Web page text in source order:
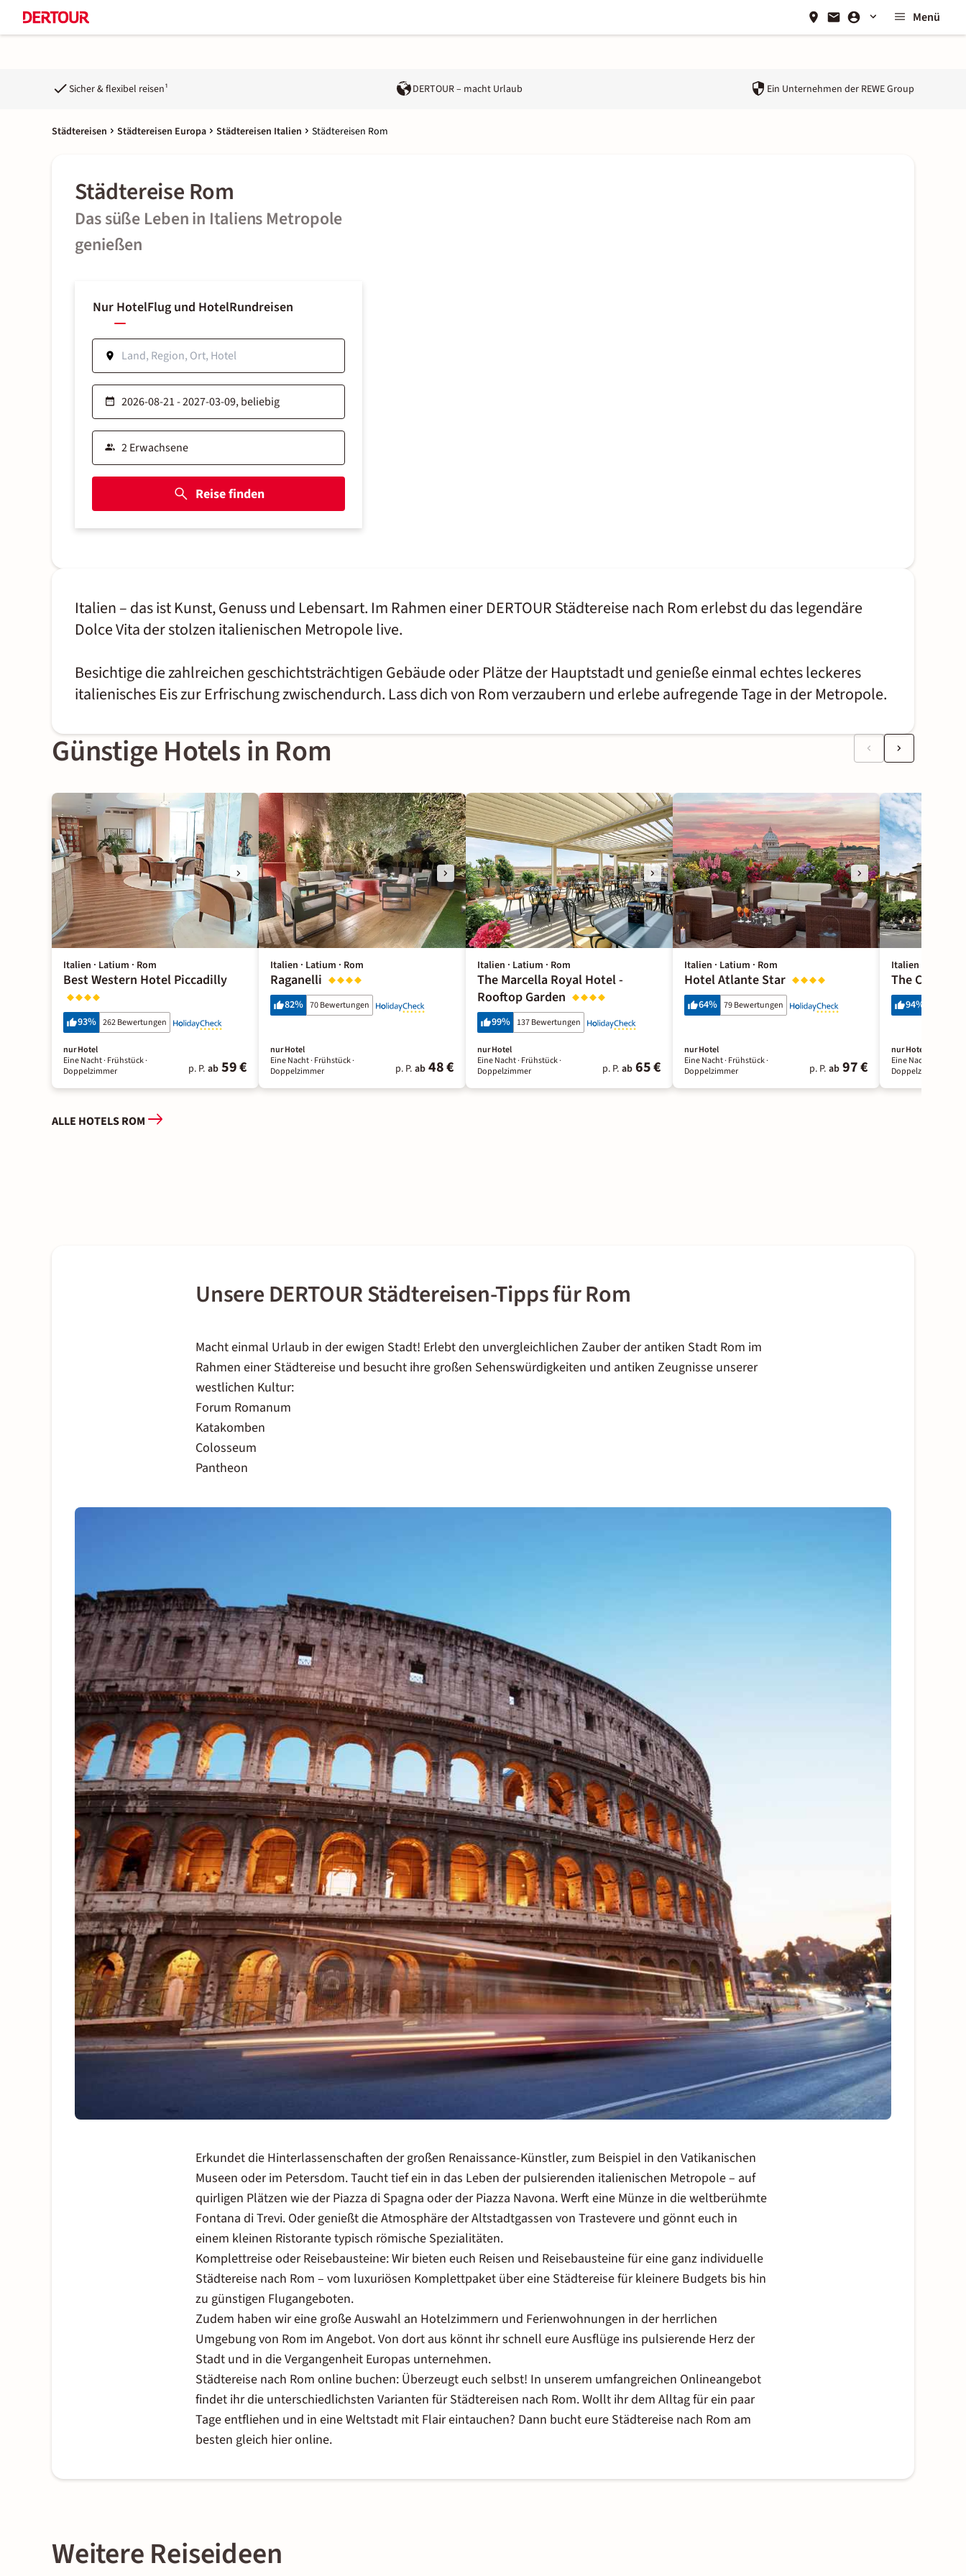
Menü
Sicher & flexibel reisen¹ DERTOUR – macht Urlaub Ein Unternehmen der REWE Group
Städtereisen Städtereisen Europa Städtereisen Italien Städtereisen Rom
Städtereise Rom
Das süße Leben in Italiens Metropole
genießen
Nur HotelFlug und HotelRundreisen
Reise finden
Italien – das ist Kunst, Genuss und Lebensart. Im Rahmen einer DERTOUR Städtereise nach Rom erlebst du das legendäre
Dolce Vita der stolzen italienischen Metropole live.
Besichtige die zahlreichen geschichtsträchtigen Gebäude oder Plätze der Hauptstadt und genieße einmal echtes leckeres
italienisches Eis zur Erfrischung zwischendurch. Lass dich von Rom verzaubern und erlebe aufregende Tage in der Metropole.
Günstige Hotels in Rom
Italien · Latium · Rom
Best Western Hotel Piccadilly
93% 262 Bewertungen
nur Hotel
Eine Nacht· Frühstück·
Doppelzimmer
p. P. ab 59 €
Italien · Latium · Rom
Raganelli
82% 70 Bewertungen
nur Hotel
Eine Nacht· Frühstück·
Doppelzimmer
p. P. ab 48 €
Italien · Latium · Rom
The Marcella Royal Hotel -
Rooftop Garden
99% 137 Bewertungen
nur Hotel
Eine Nacht· Frühstück·
Doppelzimmer
p. P. ab 65 €
Italien · Latium · Rom
Hotel Atlante Star
64% 79 Bewertungen
nur Hotel
Eine Nacht· Frühstück·
Doppelzimmer
p. P. ab 97 €
Italien · Latium ·
The Cross
94%
nur Hotel
Eine Nacht
Doppelzimmer
ALLE HOTELS ROM
Unsere DERTOUR Städtereisen-Tipps für Rom
Macht einmal Urlaub in der ewigen Stadt! Erlebt den unvergleichlichen Zauber der antiken Stadt Rom im
Rahmen einer Städtereise und besucht ihre großen Sehenswürdigkeiten und antiken Zeugnisse unserer
westlichen Kultur:
Forum Romanum
Katakomben
Colosseum
Pantheon
Erkundet die Hinterlassenschaften der großen Renaissance-Künstler, zum Beispiel in den Vatikanischen
Museen oder im Petersdom. Taucht tief ein in das Leben der pulsierenden italienischen Metropole – auf
quirligen Plätzen wie der Piazza di Spagna oder der Piazza Navona. Werft eine Münze in die weltberühmte
Fontana di Trevi. Oder genießt die Atmosphäre der Altstadtgassen von Trastevere und gönnt euch in
einem kleinen Ristorante typisch römische Spezialitäten.
Komplettreise oder Reisebausteine: Wir bieten euch Reisen und Reisebausteine für eine ganz individuelle
Städtereise nach Rom – vom luxuriösen Komplettpaket über eine Städtereise für kleinere Budgets bis hin
zu günstigen Flugangeboten.
Zudem haben wir eine große Auswahl an Hotelzimmern und Ferienwohnungen in der herrlichen
Umgebung von Rom im Angebot. Von dort aus könnt ihr schnell eure Ausflüge ins pulsierende Herz der
Stadt und in die Vergangenheit Europas unternehmen.
Städtereise nach Rom online buchen: Überzeugt euch selbst! In unserem umfangreichen Onlineangebot
findet ihr die unterschiedlichsten Varianten für Städtereisen nach Rom. Wollt ihr dem Alltag für ein paar
Tage entfliehen und in eine Weltstadt mit Flair eintauchen? Dann bucht eure Städtereise nach Rom am
besten gleich hier online.
Weitere Reiseideen